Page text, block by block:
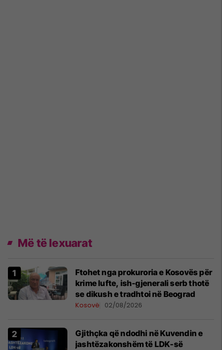
Më të lexuarat
Ftohet nga prokuroria e Kosovës për
krime lufte, ish-gjenerali serb thotë
se dikush e tradhtoi në Beograd
Kosovë 02/08/2026
Gjithçka që ndodhi në Kuvendin e
jashtëzakonshëm të LDK-së